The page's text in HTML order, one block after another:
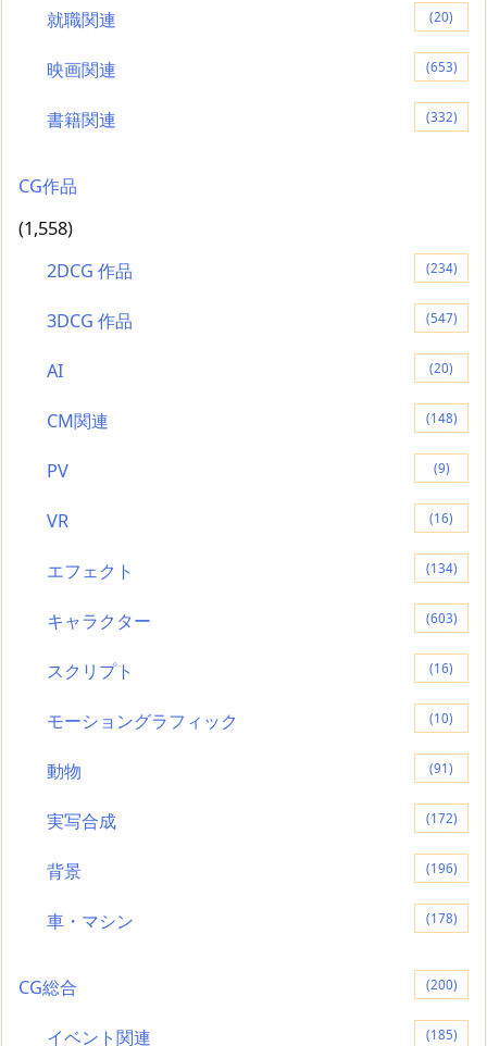
就職関連 (20)
映画関連 (653)
書籍関連 (332)
CG作品
(1,558)
2DCG 作品
(234)
3DCG 作品 (547)
AI (20)
CM関連 (148)
PV (9)
VR (16)
エフェクト (134)
キャラクター (603)
スクリプト (16)
モーショングラフィック (10)
動物 (91)
実写合成 (172)
背景 (196)
車・マシン (178)
CG総合 (200)
イベント関連 (185)